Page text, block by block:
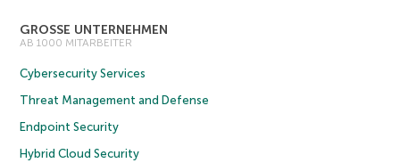
GROSSE UNTERNEHMEN
AB 1000 MITARBEITER
Cybersecurity Services
Threat Management and Defense
Endpoint Security
Hybrid Cloud Security